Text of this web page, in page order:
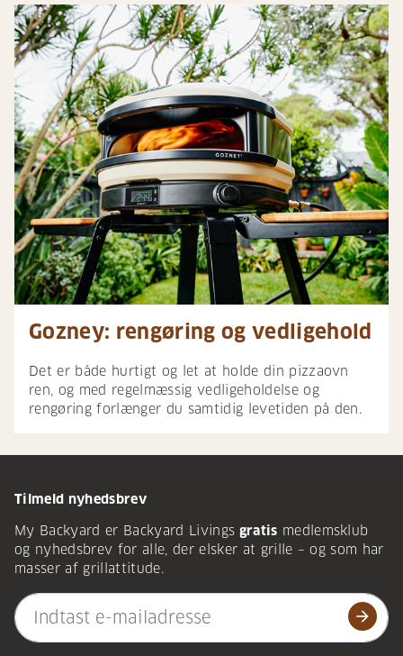
Gozney: rengøring og vedligehold
Det er både hurtigt og let at holde din pizzaovn
ren, og med regelmæssig vedligeholdelse og
rengøring forlænger du samtidig levetiden på den.
Tilmeld nyhedsbrev
My Backyard er Backyard Livings gratis medlemsklub
og nyhedsbrev for alle, der elsker at grille – og som har
masser af grillattitude.
arrow_forward